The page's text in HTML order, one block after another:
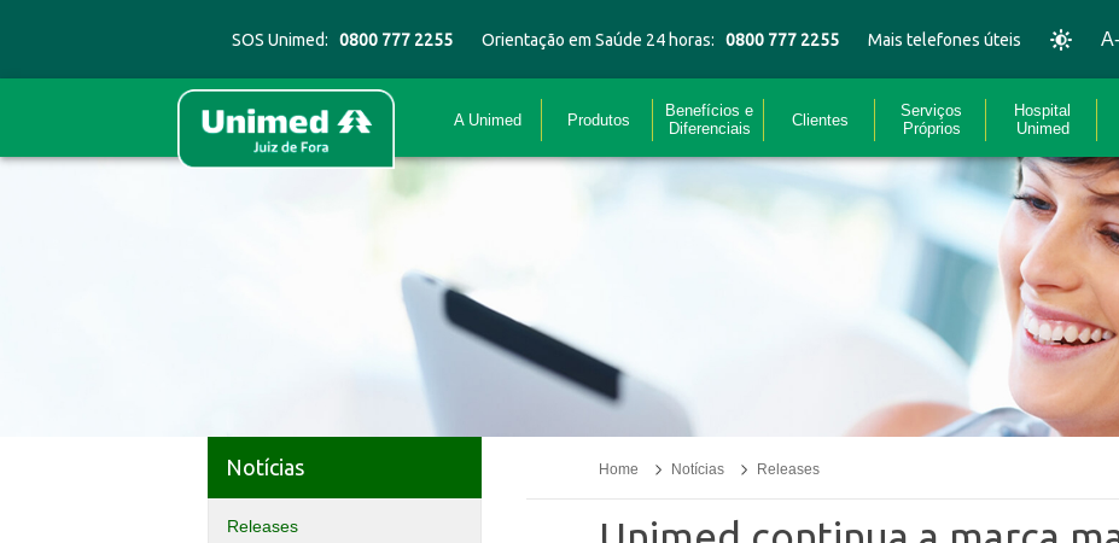
SOS Unimed: 0800 777 2255 Orientação em Saúde 24 horas: 0800 777 2255 Mais telefones úteis A-
A Unimed Produtos
Benefícios e
Diferenciais
Clientes
Serviços
Próprios
Hospital
Unimed
Notícias
Releases
Home Notícias Releases